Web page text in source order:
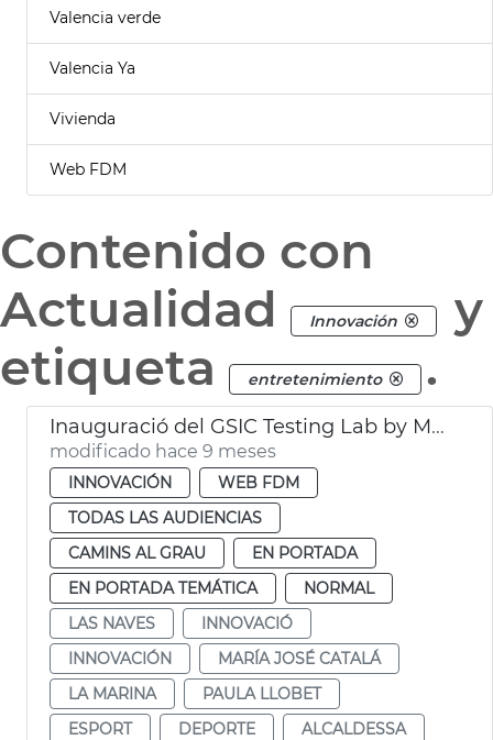
Valencia verde
Valencia Ya
Vivienda
Web FDM
Contenido con
Actualidad
Innovación
y
etiqueta
entretenimiento .
Inauguració del GSIC Testing Lab by Microsoft
modificado hace 9 meses
INNOVACIÓN
WEB FDM
TODAS LAS AUDIENCIAS
CAMINS AL GRAU
EN PORTADA
EN PORTADA TEMÁTICA
NORMAL
LAS NAVES
INNOVACIÓ
INNOVACIÓN
MARÍA JOSÉ CATALÁ
LA MARINA
PAULA LLOBET
ESPORT
DEPORTE
ALCALDESSA